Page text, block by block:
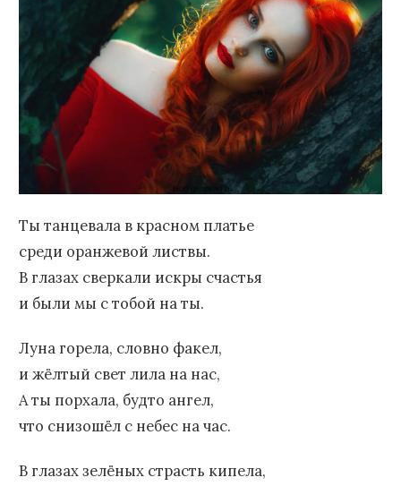
Ты танцевала в красном платье
среди оранжевой листвы.
В глазах сверкали искры счастья
и были мы с тобой на ты.
Луна горела, словно факел,
и жёлтый свет лила на нас,
А ты порхала, будто ангел,
что снизошёл с небес на час.
В глазах зелёных страсть кипела,